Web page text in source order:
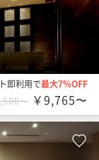
即利用で最大7％OFF
〜 ￥9,765〜